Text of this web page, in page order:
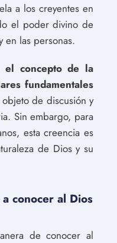
a los creyentes en
el poder divino de
en las personas.
el concepto de la
fundamentales
de discusión y
Sin embargo, para
esta creencia es
de Dios y su
conocer al Dios
de conocer al